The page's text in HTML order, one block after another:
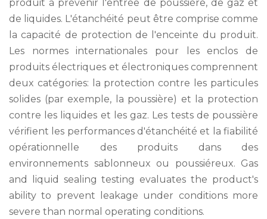
produit à prévenir l'entrée de poussière, de gaz et
de liquides. L'étanchéité peut être comprise comme
la capacité de protection de l'enceinte du produit.
Les normes internationales pour les enclos de
produits électriques et électroniques comprennent
deux catégories: la protection contre les particules
solides (par exemple, la poussière) et la protection
contre les liquides et les gaz. Les tests de poussière
vérifient les performances d'étanchéité et la fiabilité
opérationnelle des produits dans des
environnements sablonneux ou poussiéreux. Gas
and liquid sealing testing evaluates the product's
ability to prevent leakage under conditions more
severe than normal operating conditions.